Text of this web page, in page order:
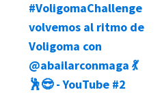
#VoligomaChallenge
volvemos al ritmo de
Voligoma con
@abailarconmaga 💃
🕺😎 - YouTube #2